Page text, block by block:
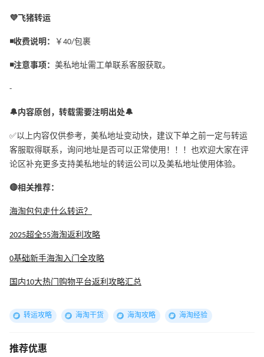
💜飞猪转运
◾️收费说明： ￥40/包裹
◾️注意事项： 美私地址需工单联系客服获取。
-
🔔内容原创，转载需要注明出处🔔
✅以上内容仅供参考，美私地址变动快，建议下单之前一定与转运
客服取得联系，询问地址是否可以正常使用！！！也欢迎大家在评
论区补充更多支持美私地址的转运公司以及美私地址使用体验。
🔴相关推荐：
海淘包包走什么转运？
2025超全55海淘返利攻略
0基础新手海淘入门全攻略
国内10大热门购物平台返利攻略汇总
转运攻略 海淘干货 海淘攻略 海淘经验
推荐优惠